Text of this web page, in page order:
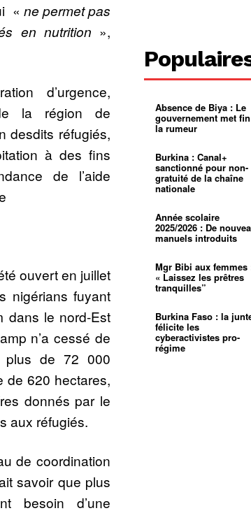
« ne permet pas
en nutrition »,
d’urgence,
la région de
desdits réfugiés,
à des fins
de l’aide
ouvert en juillet
nigérians fuyant
dans le nord-Est
n’a cessé de
plus de 72 000
de 620 hectares,
donnés par le
aux réfugiés.
de coordination
savoir que plus
besoin d’une
grandes
pluies
Échec au
Le père
pasteur
L’État
d’or
Croyance
religieuse
Entre
bricolage
mentale
01:12
mettra-t-
au
Absence de Biya : Le
gouvernement met
la rumeur
Burkina : Canal+
sanctionné pour non-
gratuité de la chaîne
nationale
Année scolaire
2025/2026 : De
manuels introduits
Mgr Bibi aux femmes
« Laissez les prêtres
tranquilles”
Burkina Faso : la
félicite les
cyberactivistes pro-
régime